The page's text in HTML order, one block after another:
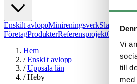
Vi
till
med
Enskilt avloppMinireningsverk
FöretagProdukterReferensprojektOm oss
Hem
/ Enskilt avlopp
/ Uppsala län
/ Heby